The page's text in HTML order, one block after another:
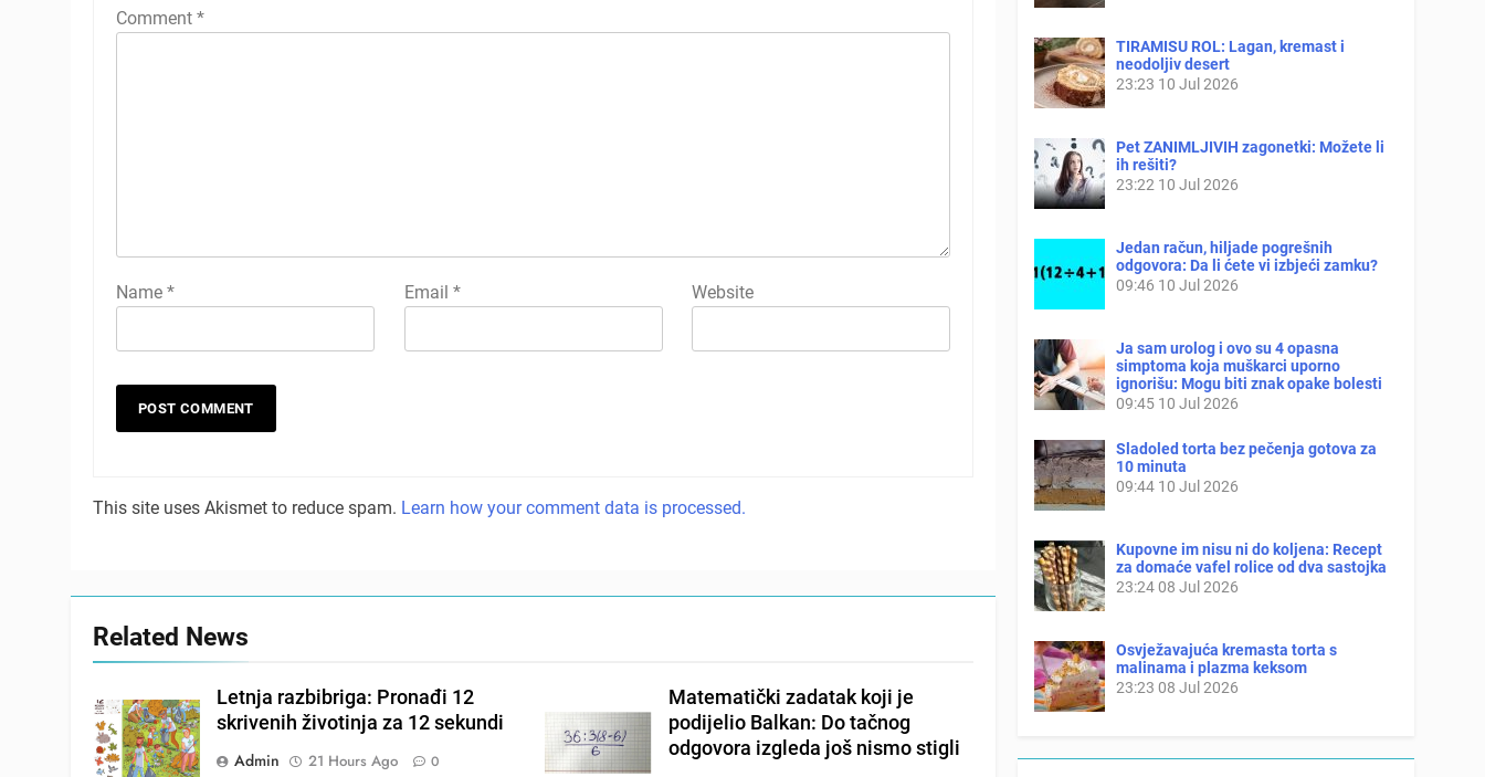
Comment *
Name * Email * Website
This site uses Akismet to reduce spam. Learn how your comment data is processed.
Related News
Letnja razbibriga: Pronađi 12
skrivenih životinja za 12 sekundi
Admin
21 Hours Ago 0
Matematički zadatak koji je
podijelio Balkan: Do tačnog
odgovora izgleda još nismo stigli
TIRAMISU ROL: Lagan, kremast i
neodoljiv desert
23:23 10 Jul 2026
Pet ZANIMLJIVIH zagonetki: Možete li
ih rešiti?
23:22 10 Jul 2026
Jedan račun, hiljade pogrešnih
odgovora: Da li ćete vi izbjeći zamku?
09:46 10 Jul 2026
Ja sam urolog i ovo su 4 opasna
simptoma koja muškarci uporno
ignorišu: Mogu biti znak opake bolesti
09:45 10 Jul 2026
Sladoled torta bez pečenja gotova za
10 minuta
09:44 10 Jul 2026
Kupovne im nisu ni do koljena: Recept
za domaće vafel rolice od dva sastojka
23:24 08 Jul 2026
Osvježavajuća kremasta torta s
malinama i plazma keksom
23:23 08 Jul 2026